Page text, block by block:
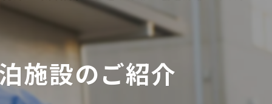
屋根塗装
施設のご紹介